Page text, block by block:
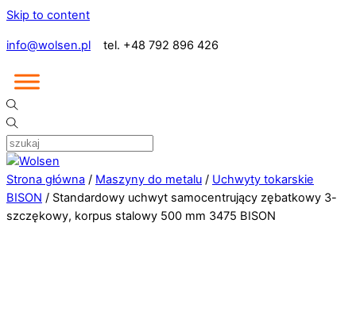
Skip to content
info@wolsen.pl tel. +48 792 896 426
Strona główna / Maszyny do metalu / Uchwyty tokarskie
BISON / Standardowy uchwyt samocentrujący zębatkowy 3-
szczękowy, korpus stalowy 500 mm 3475 BISON